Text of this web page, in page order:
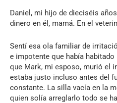
Daniel, mi hijo de dieciséis
dinero en él, mamá. En el
Sentí esa ola familiar de
e impotente que había
que Mark, mi esposo, murió el
estaba justo incluso antes del
constante. La silla vacía en la
quien solía arreglarlo todo se